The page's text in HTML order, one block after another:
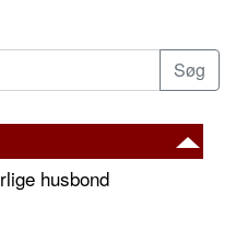
husbond